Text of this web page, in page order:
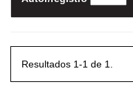
Resultados 1-1 de 1.